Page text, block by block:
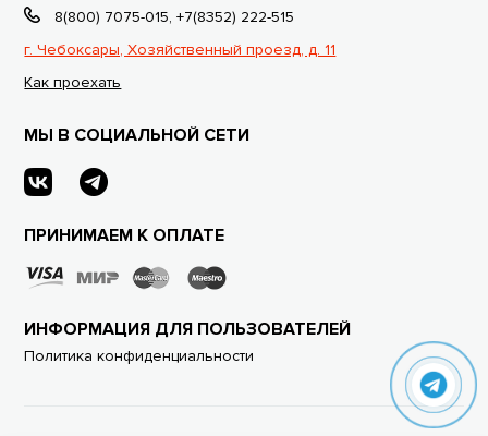
8(800) 7075-015,+7(8352) 222-515
г. Чебоксары, Хозяйственный проезд, д. 11
Как проехать
МЫ В СОЦИАЛЬНОЙ СЕТИ
ПРИНИМАЕМ К ОПЛАТЕ
ИНФОРМАЦИЯ ДЛЯ ПОЛЬЗОВАТЕЛЕЙ
Политика конфиденциальности